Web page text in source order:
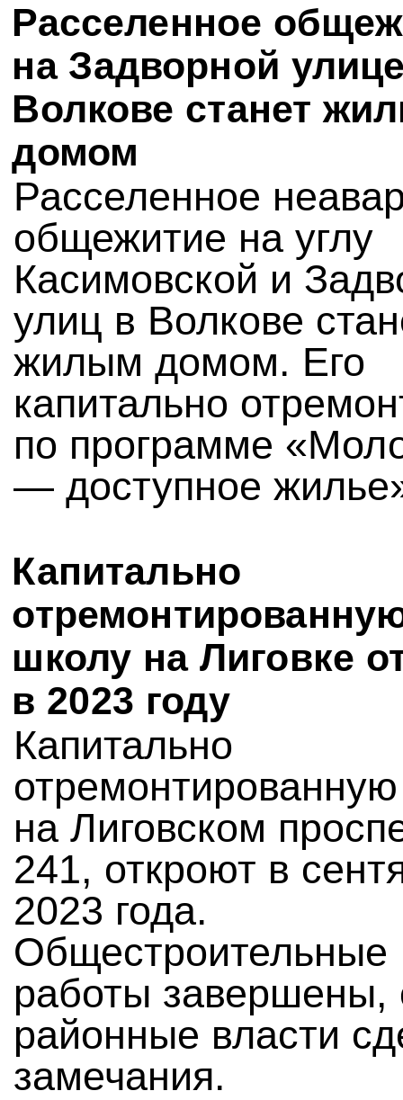
Расселенное
на Задворной
Волкове станет
домом
Расселенное
общежитие на углу
Касимовской и
улиц в Волкове
жилым домом. Его
капитально
по программе
— доступное
Капитально
школу на Лиговке
в 2023 году
Капитально
на Лиговском
241, откроют в
2023 года.
Общестроительные
работы завершены,
районные власти
замечания.